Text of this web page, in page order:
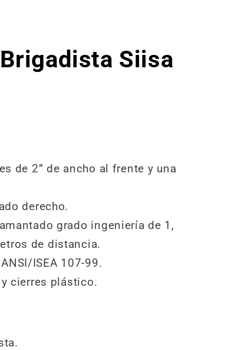
Siisa
de 2” de ancho al frente y una
derecho.
grado ingeniería de 1,
de distancia.
ISEA 107-99.
cierres plástico.